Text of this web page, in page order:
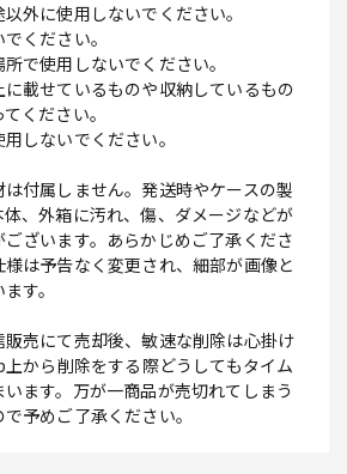
外に使用しないでください。
ください。
で使用しないでください。
載せているものや収納しているもの
ください。
しないでください。
付属しません。発送時やケースの製
、外箱に汚れ、傷、ダメージなどが
ざいます。あらかじめご了承くださ
は予告なく変更され、細部が画像と
す。
売にて売却後、敏速な削除は心掛け
から削除をする際どうしてもタイム
ます。万が一商品が売切れてしまう
予めご了承ください。